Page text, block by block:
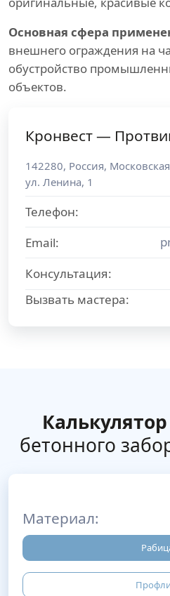
Основная сфера
внешнего ограждения на
обустройство
объектов.
Кронвест —
142280, Россия,
ул. Ленина, 1
Телефон:
Email:
Консультация:
Вызвать мастера:
Калькулятор
бетонного
Материал: